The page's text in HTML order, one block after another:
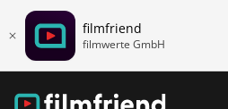
filmfriend
filmwerte GmbH